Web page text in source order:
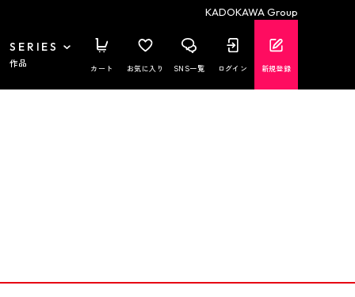
KADOKAWA Group
SERIES
作品 カート お気に入り SNS一覧 ログイン 新規登録